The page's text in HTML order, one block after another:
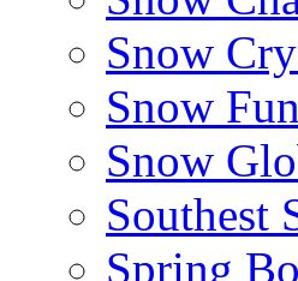
Snow
Snow Fun
Snow
Southest
Spring